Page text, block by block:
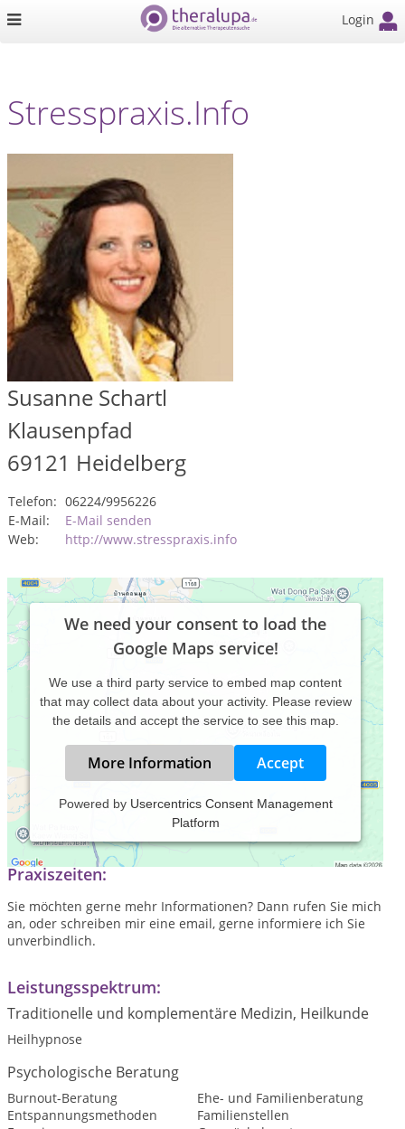
Login
Stresspraxis.Info
Susanne Schartl
Klausenpfad
69121 Heidelberg
Telefon: 06224/9956226
E-Mail:
E-Mail senden
Web:
http://www.stresspraxis.info
We need your consent to load the
Google Maps service!
We use a third party service to embed map content
that may collect data about your activity. Please review
the details and accept the service to see this map.
More Information Accept
Powered by Usercentrics Consent Management
Platform
stressfrei-angstlos-entspannt
Praxiszeiten:
Sie möchten gerne mehr Informationen? Dann rufen Sie mich
an, oder schreiben mir eine email, gerne informiere ich Sie
unverbindlich.
Leistungsspektrum:
Traditionelle und komplementäre Medizin, Heilkunde
Heilhypnose
Psychologische Beratung
Burnout-Beratung
Ehe- und Familienberatung
Entspannungsmethoden
Familienstellen